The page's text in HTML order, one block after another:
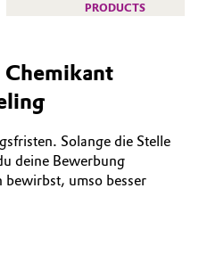
PRODUCTS
Solange die Stelle
deine Bewerbung
bewirbst, umso besser